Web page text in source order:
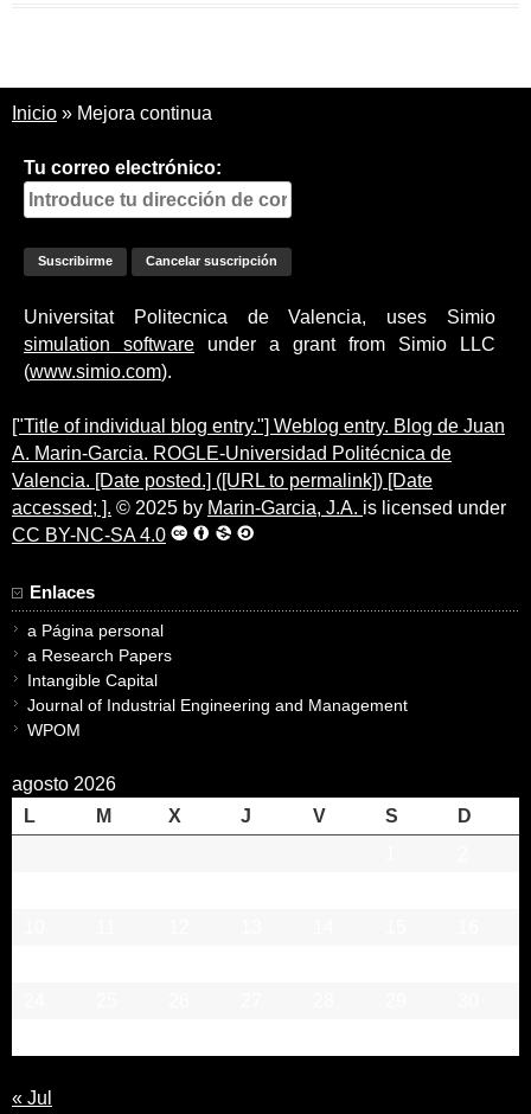
Inicio » Mejora continua
Tu correo electrónico:
Universitat Politecnica de Valencia, uses Simio
simulation software under a grant from Simio LLC
(www.simio.com).
["Title of individual blog entry."] Weblog entry. Blog de Juan
A. Marin-Garcia. ROGLE-Universidad Politécnica de
Valencia. [Date posted.] ([URL to permalink]) [Date
accessed; ]. © 2025 by Marin-Garcia, J.A. is licensed under
CC BY-NC-SA 4.0
Enlaces
a Página personal
a Research Papers
Intangible Capital
Journal of Industrial Engineering and Management
WPOM
agosto 2026
L
M X J V S
D
« Jul